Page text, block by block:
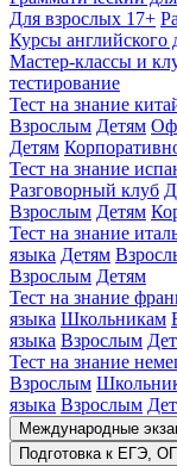
Для взрослых 17+
Курсы английского
Мастер-классы и
тестирование
Тест на знание
Взрослым Детям
Детям
Тест на знание
Разговорный клуб
Взрослым Детям
Тест на знание
языка Детям
Взрослым Детям
Тест на знание
языка Школьникам
языка Взрослым
Тест на знание
Взрослым
языка Взрослым
Международные
Подготовка к ЕГЭ,